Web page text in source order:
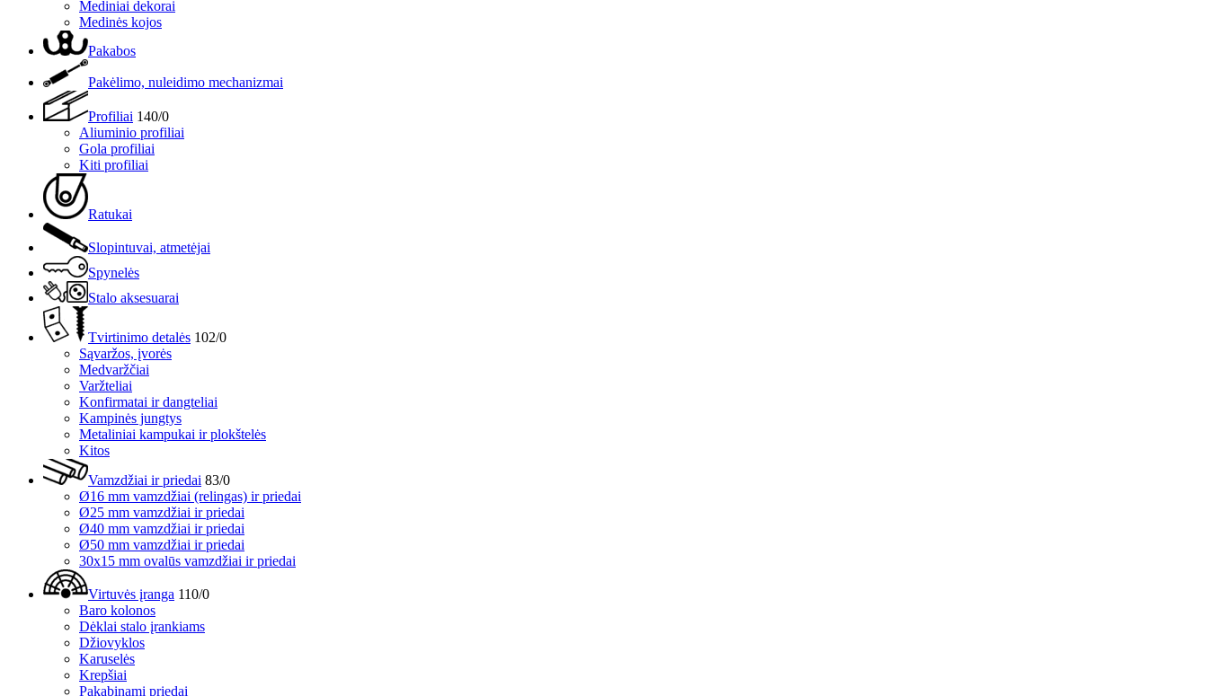
Mediniai dekorai
Medinės kojos
Pakabos
Pakėlimo, nuleidimo mechanizmai
Profiliai 140/0
Aliuminio profiliai
Gola profiliai
Kiti profiliai
Ratukai
Slopintuvai, atmetėjai
Spynelės
Stalo aksesuarai
Tvirtinimo detalės 102/0
Sąvaržos, įvorės
Medvaržčiai
Varžteliai
Konfirmatai ir dangteliai
Kampinės jungtys
Metaliniai kampukai ir plokštelės
Kitos
Vamzdžiai ir priedai 83/0
Ø16 mm vamzdžiai (relingas) ir priedai
Ø25 mm vamzdžiai ir priedai
Ø40 mm vamzdžiai ir priedai
Ø50 mm vamzdžiai ir priedai
30x15 mm ovalūs vamzdžiai ir priedai
Virtuvės įranga 110/0
Baro kolonos
Dėklai stalo įrankiams
Džiovyklos
Karuselės
Krepšiai
Pakabinami priedai